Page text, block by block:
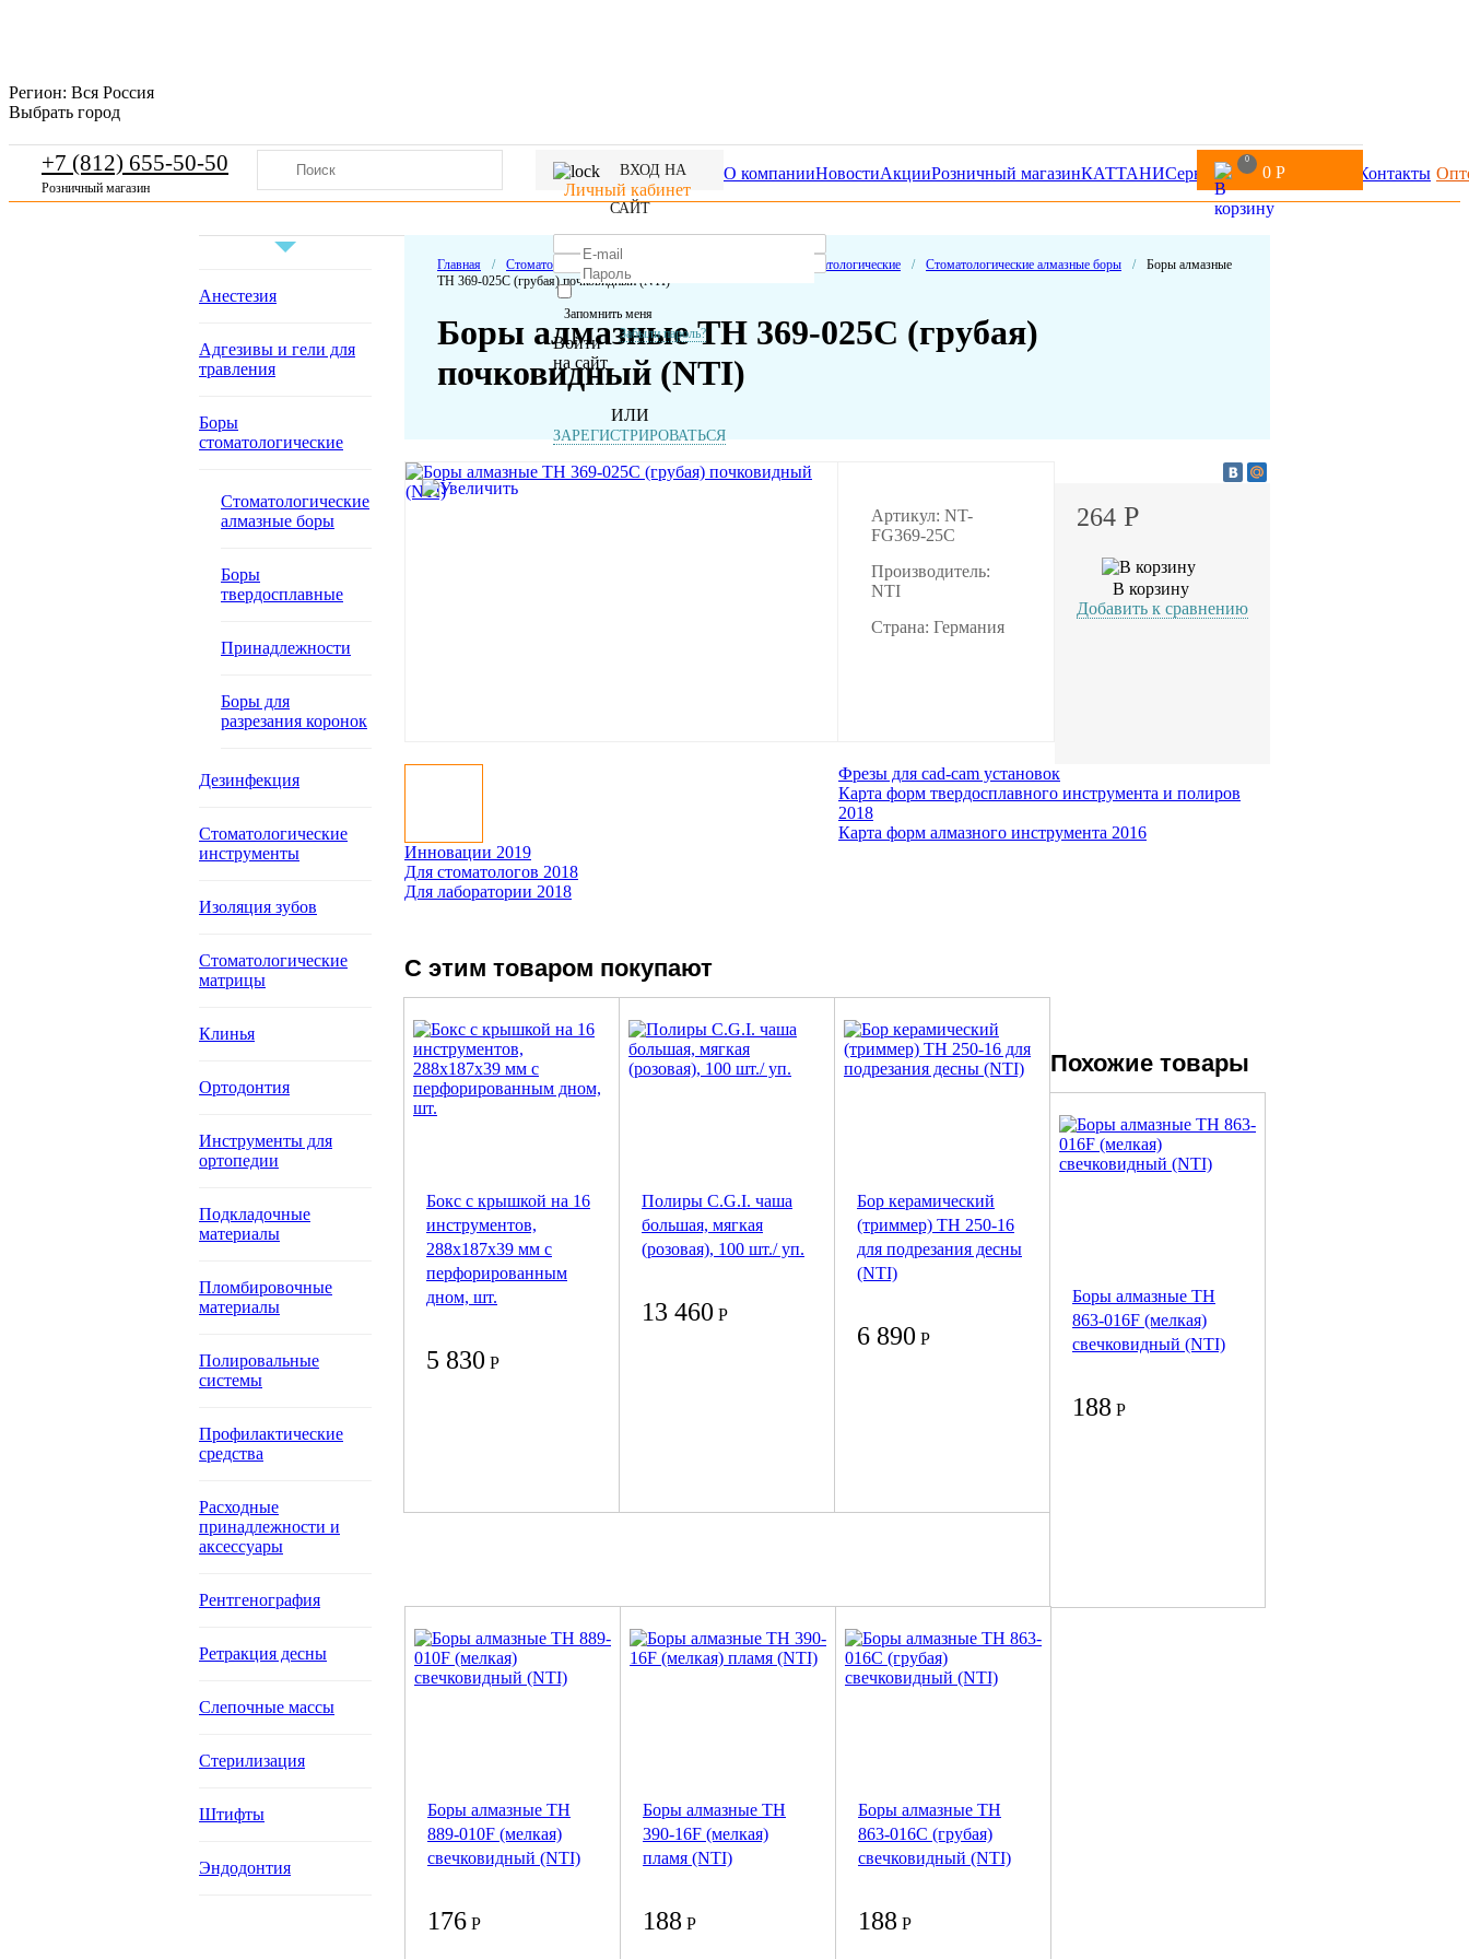
Регион: Вся Россия
Выбрать город
+7 (812) 655-50-50
Розничный магазин Личный кабинет
ВХОД НА
САЙТ
Запомнить меня
Забыли пароль?
Войти
на сайт
ИЛИ
ЗАРЕГИСТРИРОВАТЬСЯ
0
0 Р
О компанииНовостиАкцииРозничный магазинКАТТАНИСервисДоставка и оплата Контакты
Анестезия
Адгезивы и гели для
травления
Боры
стоматологические
Стоматологические
алмазные боры
Боры
твердосплавные
Принадлежности
Боры для
разрезания коронок
Дезинфекция
Стоматологические
инструменты
Изоляция зубов
Стоматологические
матрицы
Клинья
Ортодонтия
Инструменты для
ортопедии
Подкладочные
материалы
Пломбировочные
материалы
Полировальные
системы
Профилактические
средства
Расходные
принадлежности и
аксессуары
Рентгенография
Ретракция десны
Слепочные массы
Стерилизация
Штифты
Эндодонтия
Главная / Стоматологические расходные материалы Боры стоматологические / Стоматологические алмазные боры /
Боры алмазные
ТН 369-025C (грубая) почковидный (NTI)
Боры алмазные ТН 369-025C (грубая)
почковидный (NTI)
Артикул: NT-
FG369-25C
Производитель:
NTI
Страна: Германия
264 Р
В корзину
Добавить к сравнению
Фрезы для cad-cam установок
Карта форм твердосплавного инструмента и полиров
2018
Карта форм алмазного инструмента 2016
Инновации 2019
Для стоматологов 2018
Для лаборатории 2018
С этим товаром покупают
Бокс с крышкой на 16
инструментов,
288x187x39 мм с
перфорированным
дном, шт.
5 830 Р
Полиры C.G.I. чаша
большая, мягкая
(розовая), 100 шт./ уп.
13 460 Р
Бор керамический
(триммер) ТН 250-16
для подрезания десны
(NTI)
6 890 Р
Похожие товары
Боры алмазные ТН
863-016F (мелкая)
свечковидный (NTI)
188 Р
Боры алмазные ТН
889-010F (мелкая)
свечковидный (NTI)
176 Р
Боры алмазные TH
390-16F (мелкая)
пламя (NTI)
188 Р
Боры алмазные ТН
863-016C (грубая)
свечковидный (NTI)
188 Р